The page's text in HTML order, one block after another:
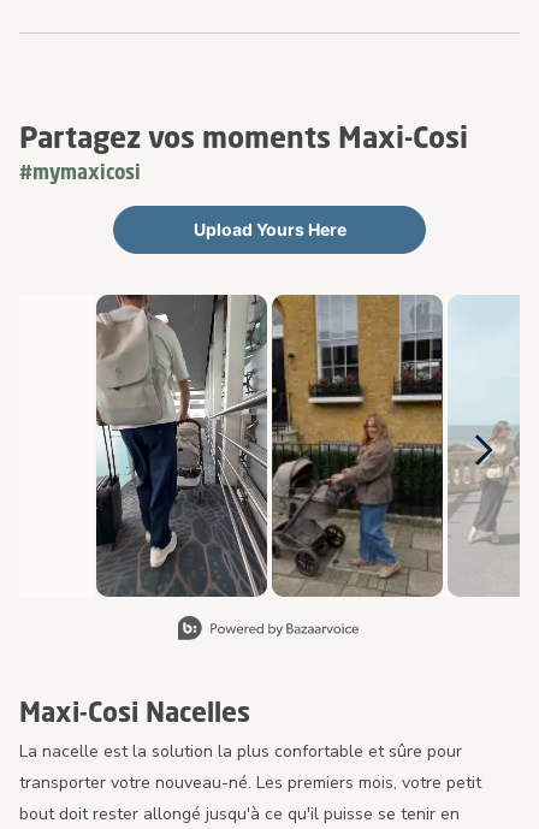
Partagez vos moments Maxi-Cosi
#mymaxicosi
Upload Yours Here
Media Carousel
Carousel with product photos. Use the previous and next
Maxi-Cosi Nacelles
La nacelle est la solution la plus confortable et sûre pour
transporter votre nouveau-né. Les premiers mois, votre petit
bout doit rester allongé jusqu'à ce qu'il puisse se tenir en